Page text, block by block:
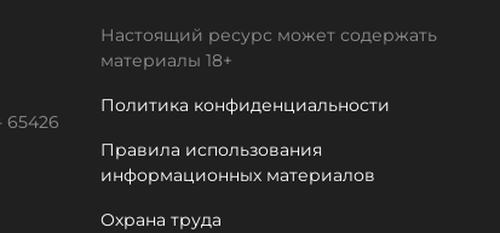
Настоящий ресурс может содержать
материалы 18+
Политика конфиденциальности
Правила использования
информационных материалов
Охрана труда